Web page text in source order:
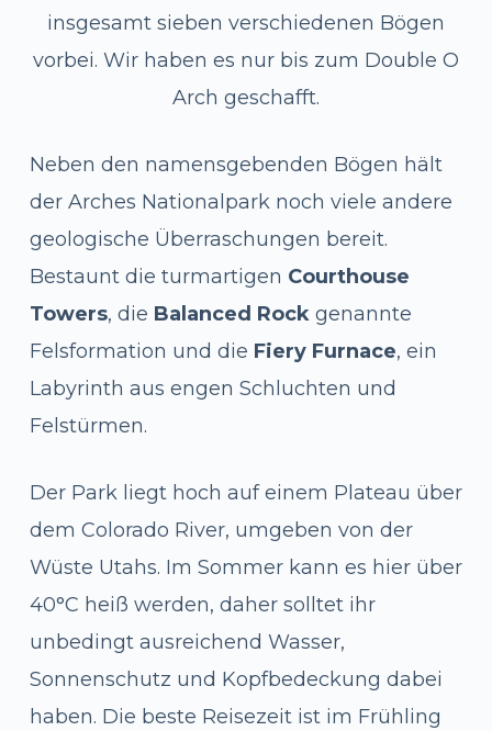
insgesamt sieben verschiedenen Bögen
vorbei. Wir haben es nur bis zum Double O
Arch geschafft.
Neben den namensgebenden Bögen hält
der Arches Nationalpark noch viele andere
geologische Überraschungen bereit.
Bestaunt die turmartigen Courthouse
Towers, die Balanced Rockgenannte
Felsformation und die Fiery Furnace, ein
Labyrinth aus engen Schluchten und
Felstürmen.
Der Park liegt hoch auf einem Plateau über
dem Colorado River, umgeben von der
Wüste Utahs. Im Sommer kann es hier über
40°C heiß werden, daher solltet ihr
unbedingt ausreichend Wasser,
Sonnenschutz und Kopfbedeckung dabei
haben. Die beste Reisezeit ist im Frühling